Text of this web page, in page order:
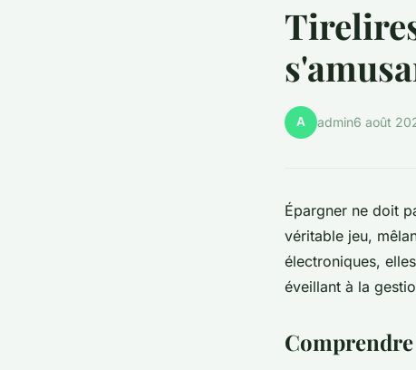
A admin6 août
Épargner ne doit
véritable jeu,
électroniques,
éveillant à la